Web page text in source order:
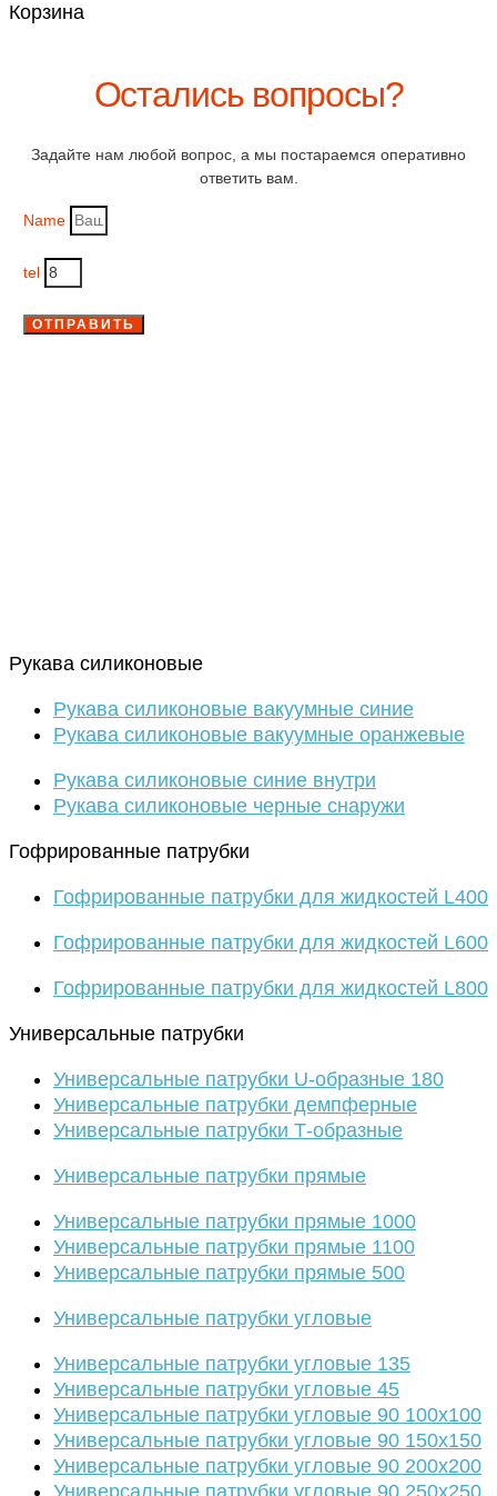
Корзина
Остались вопросы?
Задайте нам любой вопрос, а мы постараемся оперативно
ответить вам.
Name
tel
ОТПРАВИТЬ
Рукава силиконовые
Рукава силиконовые вакуумные синие
Рукава силиконовые вакуумные оранжевые
Рукава силиконовые синие внутри
Рукава силиконовые черные снаружи
Гофрированные патрубки
Гофрированные патрубки для жидкостей L400
Гофрированные патрубки для жидкостей L600
Гофрированные патрубки для жидкостей L800
Универсальные патрубки
Универсальные патрубки U-образные 180
Универсальные патрубки демпферные
Универсальные патрубки Т-образные
Универсальные патрубки прямые
Универсальные патрубки прямые 1000
Универсальные патрубки прямые 1100
Универсальные патрубки прямые 500
Универсальные патрубки угловые
Универсальные патрубки угловые 135
Универсальные патрубки угловые 45
Универсальные патрубки угловые 90 100х100
Универсальные патрубки угловые 90 150х150
Универсальные патрубки угловые 90 200х200
Универсальные патрубки угловые 90 250х250